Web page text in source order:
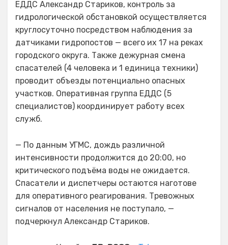
ЕДДС Александр Стариков, контроль за
гидрологической обстановкой осуществляется
круглосуточно посредством наблюдения за
датчиками гидропостов — всего их 17 на реках
городского округа. Также дежурная смена
спасателей (4 человека и 1 единица техники)
проводит объезды потенциально опасных
участков. Оперативная группа ЕДДС (5
специалистов) координирует работу всех
служб.
— По данным УГМС, дождь различной
интенсивности продолжится до 20:00, но
критического подъёма воды не ожидается.
Спасатели и диспетчеры остаются наготове
для оперативного реагирования. Тревожных
сигналов от населения не поступало, —
подчеркнул Александр Стариков.